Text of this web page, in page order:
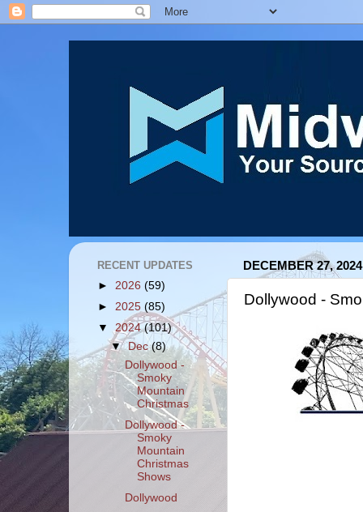
DECEMBER 27, 2024
Dollywood -
RECENT UPDATES
► 2026 (59)
► 2025 (85)
▼ 2024(101)
▼ Dec(8)
Dollywood -
Smoky
Mountain
Christmas
Dollywood -
Smoky
Mountain
Christmas
Shows
Dollywood